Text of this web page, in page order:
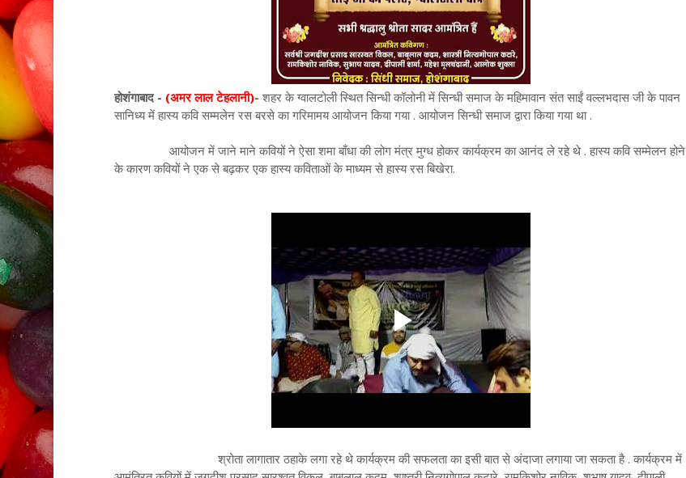
होशंगाबाद - (अमर लाल टेहलानी)- शहर के ग्वालटोली स्थित सिन्धी कॉलोनी में सिन्धी समाज के महिमावान संत साईं वल्लभदास जी के पावन
सानिध्य में हास्य कवि सम्मलेन रस बरसे का गरिमामय आयोजन किया गया . आयोजन सिन्धी समाज द्वारा किया गया था .
आयोजन में जाने माने कवियों ने ऐसा शमा बाँधा की लोग मंत्र मुग्ध होकर कार्यक्रम का आनंद ले रहे थे . हास्य कवि सम्मेलन होने
के कारण कवियों ने एक से बढ़कर एक हास्य कविताओं के माध्यम से हास्य रस बिखेरा.
श्रोता लागातार ठहाके लगा रहे थे कार्यक्रम की सफलता का इसी बात से अंदाजा लगाया जा सकता है . कार्यक्रम में